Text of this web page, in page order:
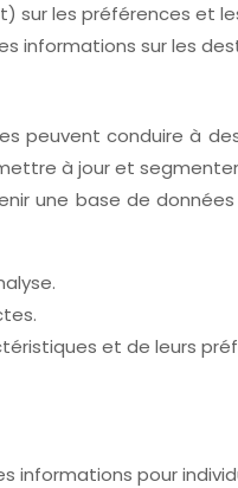
sur les préférences et
informations sur les
peuvent conduire à
à jour et
une base de
et de leurs
informations pour